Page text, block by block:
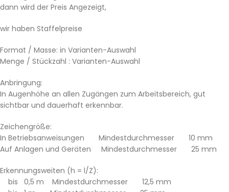
dann wird der Preis Angezeigt,
wir haben Staffelpreise
Format / Masse: in Varianten-Auswahl
Menge / Stückzahl : Varianten-Auswahl
Anbringung:
In Augenhöhe an allen Zugängen zum Arbeitsbereich, gut
sichtbar und dauerhaft erkennbar.
Zeichengröße:
In Betriebsanweisungen Mindestdurchmesser 10 mm
Auf Anlagen und Geräten Mindestdurchmesser 25 mm
Erkennungsweiten (h = l/Z):
bis 0,5 m Mindestdurchmesser 12,5 mm